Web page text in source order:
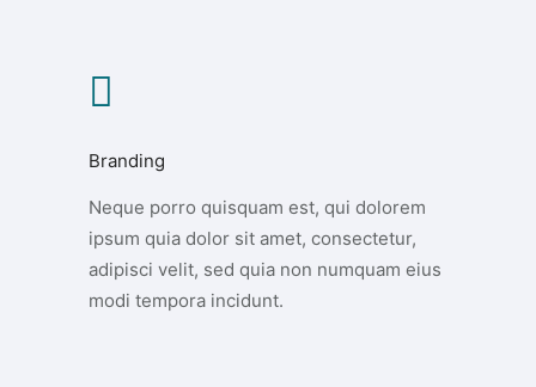
Branding
Neque porro quisquam est, qui dolorem
ipsum quia dolor sit amet, consectetur,
adipisci velit, sed quia non numquam eius
modi tempora incidunt.